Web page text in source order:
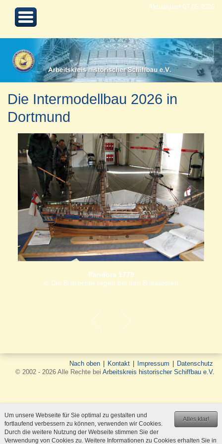
Aktualisiert 07.05.2026
Die Intermodellbau 2026 in
Dortmund
Pandora 1779
© Die Bildrechte liegen bei den Bildautoren
Nach oben Kontakt Impressum
Datenschutz
© 2002 - 2026 Alle Rechte bei Arbeitskreis historischer Schiffbau e.V.
Alles klar!
Um unsere Webseite für Sie optimal zu gestalten und
fortlaufend verbessern zu können, verwenden wir Cookies.
Durch die weitere Nutzung der Webseite stimmen Sie der
Verwendung von Cookies zu. Weitere Informationen zu Cookies erhalten Sie in